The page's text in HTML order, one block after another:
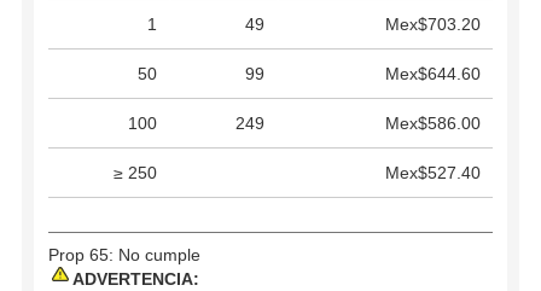
1 49 Mex$703.20
50 99 Mex$644.60
100 249 Mex$586.00
≥ 250 Mex$527.40
Prop 65: No cumple
ADVERTENCIA: